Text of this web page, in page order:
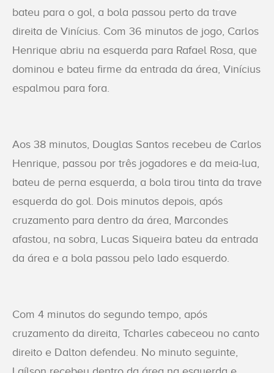
bateu para o gol, a bola passou perto da trave
direita de Vinícius. Com 36 minutos de jogo, Carlos
Henrique abriu na esquerda para Rafael Rosa, que
dominou e bateu firme da entrada da área, Vinícius
espalmou para fora.
Aos 38 minutos, Douglas Santos recebeu de Carlos
Henrique, passou por três jogadores e da meia-lua,
bateu de perna esquerda, a bola tirou tinta da trave
esquerda do gol. Dois minutos depois, após
cruzamento para dentro da área, Marcondes
afastou, na sobra, Lucas Siqueira bateu da entrada
da área e a bola passou pelo lado esquerdo.
Com 4 minutos do segundo tempo, após
cruzamento da direita, Tcharles cabeceou no canto
direito e Dalton defendeu. No minuto seguinte,